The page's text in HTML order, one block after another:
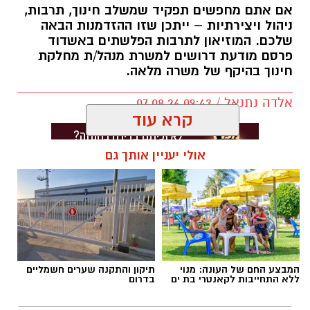
אם אתם מחפשים תפקיד שמשלב חינוך, תרבות,
ניהול ויצירתיות – ייתכן שזו ההזדמנות הבאה
שלכם. המוזיאון לתרבות הפלשתים באשדוד
פרסם מודעת דרושים למשרת מנהל/ת מחלקת
חינוך בהיקף של משרה מלאה.
אלדה נתנאל / 09:43 07.08.26
תגים:דרושים באשדוד
קרא עוד
אולי יעניין אותך גם
המבצע החם של העונה: מנוי
ללא התחייבות לקאנטרי בת ים
תיקון והתקנה שערים חשמליים
בדרום